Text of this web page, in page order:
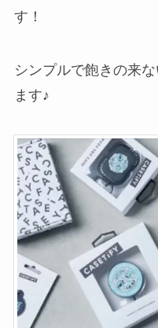
す！
シンプルで飽きの来
ます♪